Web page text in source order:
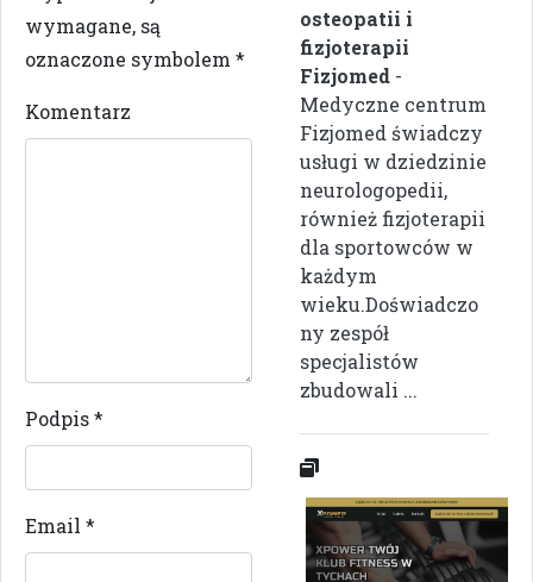
wymagane, są
oznaczone symbolem *
Komentarz
Podpis*
Email *
osteopatii i
fizjoterapii
Fizjomed -
Medyczne centrum
Fizjomed świadczy
usługi w dziedzinie
neurologopedii,
również fizjoterapii
dla sportowców w
każdym
wieku.Doświadczo
ny zespół
specjalistów
zbudowali ...